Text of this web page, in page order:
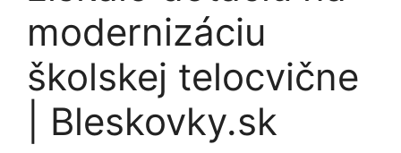
modernizáciu
školskej telocvične
| Bleskovky.sk